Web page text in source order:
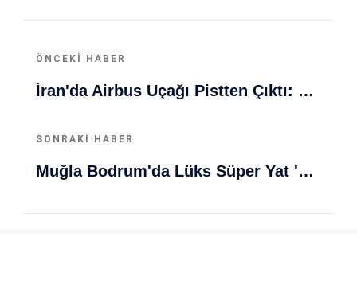
ÖNCEKI HABER
İran'da Airbus Uçağı Pistten Çıktı: Olayda Kimse Yaralanmadı
SONRAKI HABER
Muğla Bodrum'da Lüks Süper Yat 'Golden Odyssey' Demirledi